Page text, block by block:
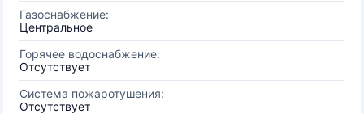
Газоснабжение:
Центральное
Горячее водоснабжение:
Отсутствует
Система пожаротушения:
Отсутствует